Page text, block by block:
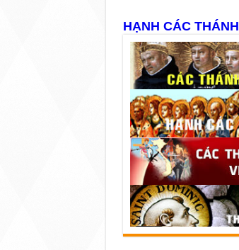
HẠNH CÁC THÁNH